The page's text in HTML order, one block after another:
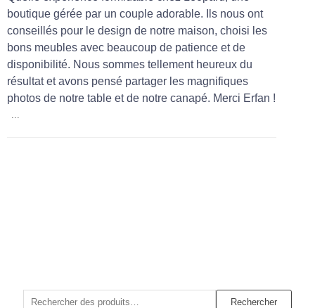
boutique gérée par un couple adorable. Ils nous ont
conseillés pour le design de notre maison, choisi les
bons meubles avec beaucoup de patience et de
disponibilité. Nous sommes tellement heureux du
résultat et avons pensé partager les magnifiques
photos de notre table et de notre canapé. Merci Erfan !
Rechercher : Rechercher